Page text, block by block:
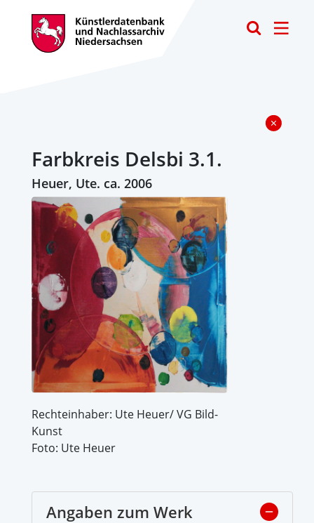
Farbkreis Delsbi 3.1.
Heuer, Ute. ca. 2006
Rechteinhaber: Ute Heuer/ VG Bild-
Kunst
Foto: Ute Heuer
Angaben zum Werk